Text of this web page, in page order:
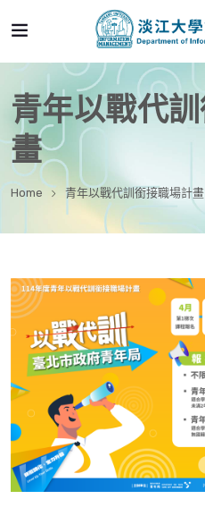
青年以戰代
畫
Home 青年以戰代訓銜接職場計畫